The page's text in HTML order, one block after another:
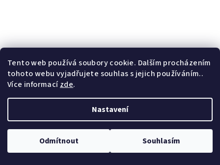
Tento web používá soubory cookie. Dalším procházením
tohoto webu vyjadřujete souhlas s jejich používáním..
Více informacízde.
Nastavení
Odmítnout Souhlasím
LONDJI snímatelné samolepky Město pro děti
cesty | od 3 let
+ Do košíku